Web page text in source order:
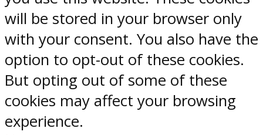
will be stored in your browser only
with your consent. You also have the
option to opt-out of these cookies.
But opting out of some of these
cookies may affect your browsing
experience.